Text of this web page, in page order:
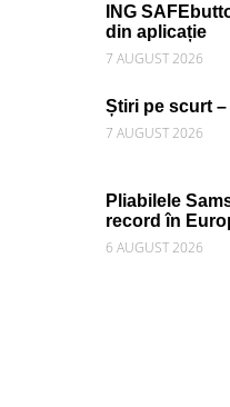
ING
din aplicație
7 AUGUST 2026
Știri pe scurt
7 AUGUST 2026
Pliabilele
record în
6 AUGUST 2026